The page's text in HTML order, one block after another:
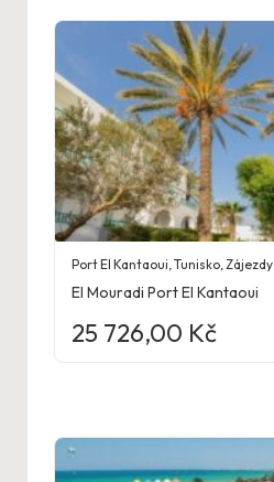
Port El Kantaoui ,Tunisko Zájezdy
El Mouradi Port El Kantaoui
25 726,00 Kč